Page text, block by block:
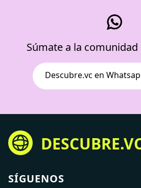
Súmate a la
Descubre.vc en
SÍGUENOS